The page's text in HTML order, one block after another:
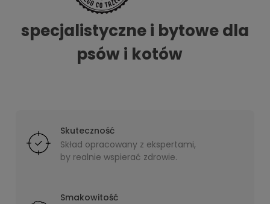
specjalistyczne i bytowe dla
psów i kotów
Skuteczność
Skład opracowany z ekspertami,
by realnie wspierać zdrowie.
Smakowitość